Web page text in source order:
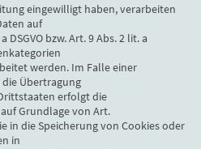
eingewilligt haben, verarbeiten
auf
bzw. Art. 9 Abs. 2 lit. a
werden. Im Falle einer
Übertragung
erfolgt die
Grundlage von Art.
in die Speicherung von Cookies oder
in